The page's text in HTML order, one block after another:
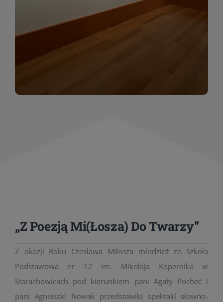
momentów. Zapraszamy do obejrzenia,
wspominania i inspirowania się!
„Z Poezją Mi(łosza) Do Twarzy”
Z okazji Roku Czesława Miłosza młodzież ze Szkoła
Podstawowa nr 12 im. Mikołaja Kopernika w
Starachowicach pod kierunkiem pani Agaty Pocheć i
pani Agnieszki Nowak przedstawiła spektakl słowno-